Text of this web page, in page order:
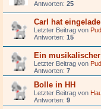
Antworten: 25
Carl hat
Letzter Beitrag von
Antworten: 15
Ein musikalischer
Letzter Beitrag von
Antworten: 7
Bolle in HH
Letzter Beitrag von
Antworten: 9